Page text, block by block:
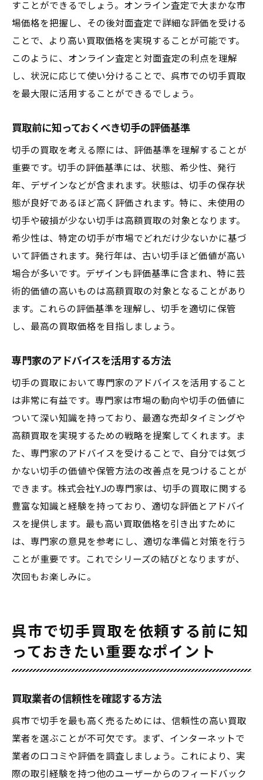
すことができるでしょう。オンライン査定で大まかな市
場価格を把握し、その後対面査定で詳細な評価を受ける
ことで、より高い買取価格を実現することが可能です。
このように、オンライン査定と対面査定の利点を理解
し、状況に応じて使い分けることで、呉市での切手買取
を最大限に活用することができるでしょう。
買取前に知っておくべき切手の評価基準
切手の買取を考える際には、評価基準を理解することが
重要です。切手の評価基準には、状態、希少性、発行
年、デザインなどが含まれます。状態は、切手の保存状
態が良好であるほど高く評価されます。特に、未使用の
切手や破損が少ない切手は高額買取の対象となります。
希少性は、特定の切手が市場でどれだけ少ないかに基づ
いて評価されます。発行年は、古い切手ほど価値が高い
場合が多いです。デザインも評価基準に含まれ、特に芸
術的価値の高いものは高額買取の対象となることがあり
ます。これらの評価基準を理解し、切手を適切に保管
し、最高の買取価格を目指しましょう。
専門家のアドバイスを活用する方法
切手の買取において専門家のアドバイスを活用すること
は非常に有益です。専門家は市場の動向や切手の価値に
ついて深い知識を持っており、最適な売却タイミングや
高額買取を実現するための戦略を提案してくれます。ま
た、専門家のアドバイスを受けることで、自分では気づ
かない切手の価値や保管方法の改善点を見つけることが
できます。株式会社Y.Jの専門家は、切手の買取に関する
豊富な知識と経験を持っており、適切な評価とアドバイ
スを提供します。最も高い買取価格を引き出すために
は、専門家の意見を参考にし、適切な準備と対策を行う
ことが重要です。これでシリーズの結びとなりますが、
次回もお楽しみに。
呉市で切手買取を依頼する前に知
っておきたい重要なポイント
買取業者の信頼性を確認する方法
呉市で切手を最も高く売るためには、信頼性の高い買取
業者を選ぶことが不可欠です。まず、インターネットで
業者の口コミや評価を調査しましょう。これにより、実
際の取引経験を持つ他のユーザーからのフィードバック